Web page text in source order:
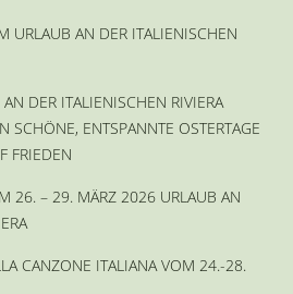
URLAUB AN DER ITALIENISCHEN
DER ITALIENISCHEN RIVIERA
SCHÖNE, ENTSPANNTE OSTERTAGE
FRIEDEN
26. – 29. MÄRZ 2026 URLAUB AN
CANZONE ITALIANA VOM 24.-28.